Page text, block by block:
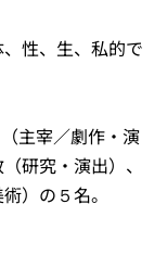
性、生、私的で
主宰／劇作・演
研究・演出）、
）の５名。